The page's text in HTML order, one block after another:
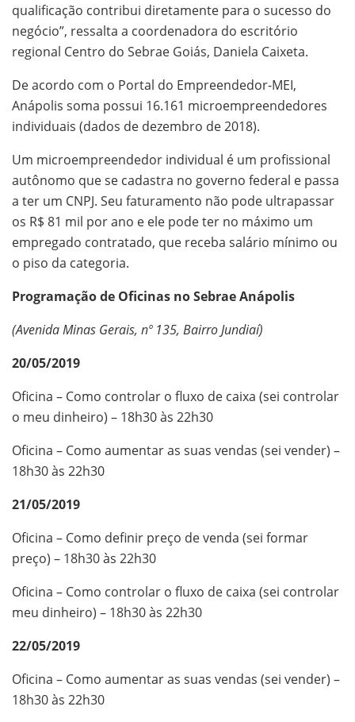
qualificação contribui diretamente para o sucesso do
negócio”, ressalta a coordenadora do escritório
regional Centro do Sebrae Goiás, Daniela Caixeta.
De acordo com o Portal do Empreendedor-MEI,
Anápolis soma possui 16.161 microempreendedores
individuais (dados de dezembro de 2018).
Um microempreendedor individual é um profissional
autônomo que se cadastra no governo federal e passa
a ter um CNPJ. Seu faturamento não pode ultrapassar
os R$ 81 mil por ano e ele pode ter no máximo um
empregado contratado, que receba salário mínimo ou
o piso da categoria.
Programação de Oficinas no Sebrae Anápolis
(Avenida Minas Gerais, nº 135, Bairro Jundiaí)
20/05/2019
Oficina – Como controlar o fluxo de caixa (sei controlar
o meu dinheiro) – 18h30 às 22h30
Oficina – Como aumentar as suas vendas (sei vender) –
18h30 às 22h30
21/05/2019
Oficina – Como definir preço de venda (sei formar
preço) – 18h30 às 22h30
Oficina – Como controlar o fluxo de caixa (sei controlar
meu dinheiro) – 18h30 às 22h30
22/05/2019
Oficina – Como aumentar as suas vendas (sei vender) –
18h30 às 22h30